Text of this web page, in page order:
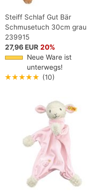
Steiff Schlaf Gut Bär
Schmusetuch 30cm grau
239915
27,96 EUR 20%
Neue Ware ist
unterwegs!
★★★★★ (10)